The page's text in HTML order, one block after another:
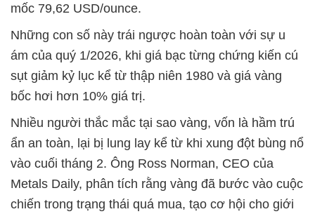
mốc 79,62 USD/ounce.
Những con số này trái ngược hoàn toàn với sự u
ám của quý 1/2026, khi giá bạc từng chứng kiến cú
sụt giảm kỷ lục kể từ thập niên 1980 và giá vàng
bốc hơi hơn 10% giá trị.
Nhiều người thắc mắc tại sao vàng, vốn là hầm trú
ẩn an toàn, lại bị lung lay kể từ khi xung đột bùng nổ
vào cuối tháng 2. Ông Ross Norman, CEO của
Metals Daily, phân tích rằng vàng đã bước vào cuộc
chiến trong trạng thái quá mua, tạo cơ hội cho giới